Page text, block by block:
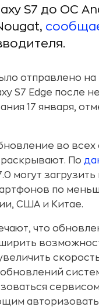
S7 до ОС
отправлено
S7 Edge после
17 января,
во всех
По
могут
по
США и Китае.
что